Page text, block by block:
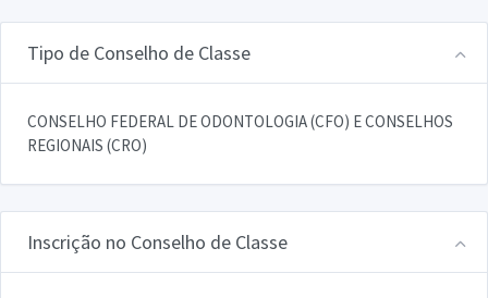
Tipo de Conselho de Classe
CONSELHO FEDERAL DE ODONTOLOGIA (CFO) E CONSELHOS
REGIONAIS (CRO)
Inscrição no Conselho de Classe